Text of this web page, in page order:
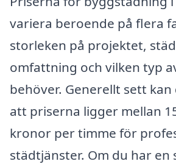
variera beroende på flera
storleken på projektet,
omfattning och vilken typ
behöver. Generellt sett
att priserna ligger mellan
kronor per timme för
städtjänster. Om du har en